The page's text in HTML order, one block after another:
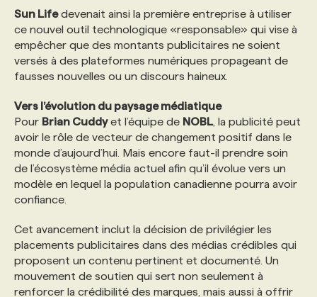
Sun Lifedevenait ainsi la première entreprise à utiliser
ce nouvel outil technologique «responsable» qui vise à
empêcher que des montants publicitaires ne soient
versés à des plateformes numériques propageant de
fausses nouvelles ou un discours haineux.
Vers l’évolution du paysage médiatique
Pour Brian Cuddyet l’équipe de NOBL, la publicité peut
avoir le rôle de vecteur de changement positif dans le
monde d’aujourd’hui. Mais encore faut-il prendre soin
de l’écosystème média actuel afin qu’il évolue vers un
modèle en lequel la population canadienne pourra avoir
confiance.
Cet avancement inclut la décision de privilégier les
placements publicitaires dans des médias crédibles qui
proposent un contenu pertinent et documenté. Un
mouvement de soutien qui sert non seulement à
renforcer la crédibilité des marques, mais aussi à offrir